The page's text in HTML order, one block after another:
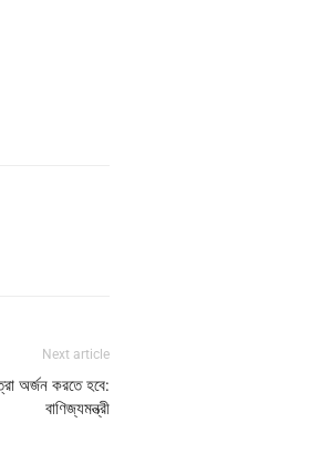
Next article
অর্জন করতে হবে:
বাণিজ্যমন্ত্রী